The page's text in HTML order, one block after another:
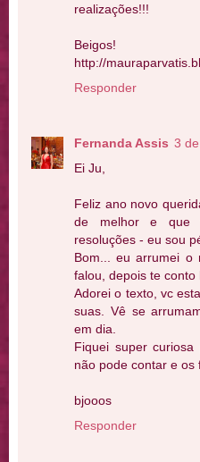
realizações!!!
Beigos!
http://
Responder
Fernanda Assis 3
Ei Ju,
Feliz ano novo
de melhor e que
resoluções - eu sou
Bom... eu arrumei o
falou, depois te conto
Adorei o texto, vc
suas. Vê se
em dia.
Fiquei super
não pode contar e os
bjooos
Responder